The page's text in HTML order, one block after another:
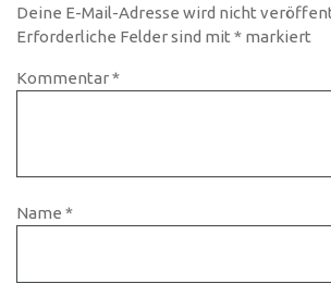
Deine E-Mail-Adresse wird nicht
Erforderliche Felder sind mit * markiert
Kommentar*
Name *